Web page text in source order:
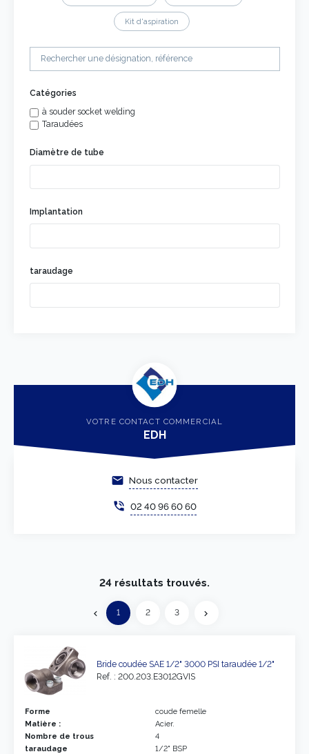
Kit d'aspiration
Catégories
à souder socket welding
Taraudées
Diamètre de tube
Implantation
taraudage
VOTRE CONTACT COMMERCIAL
EDH
email Nous contacter
phone_in_talk 02 40 96 60 60
24 résultats trouvés.
chevron_left Précédent
1 2 3 chevron_rightSuivant
Bride coudée SAE 1/2" 3000 PSI taraudée 1/2"
Ref. : 200.203.E3012GVIS
Forme
coude femelle
Matière :
Acier.
Nombre de trous
4
taraudage
1/2" BSP